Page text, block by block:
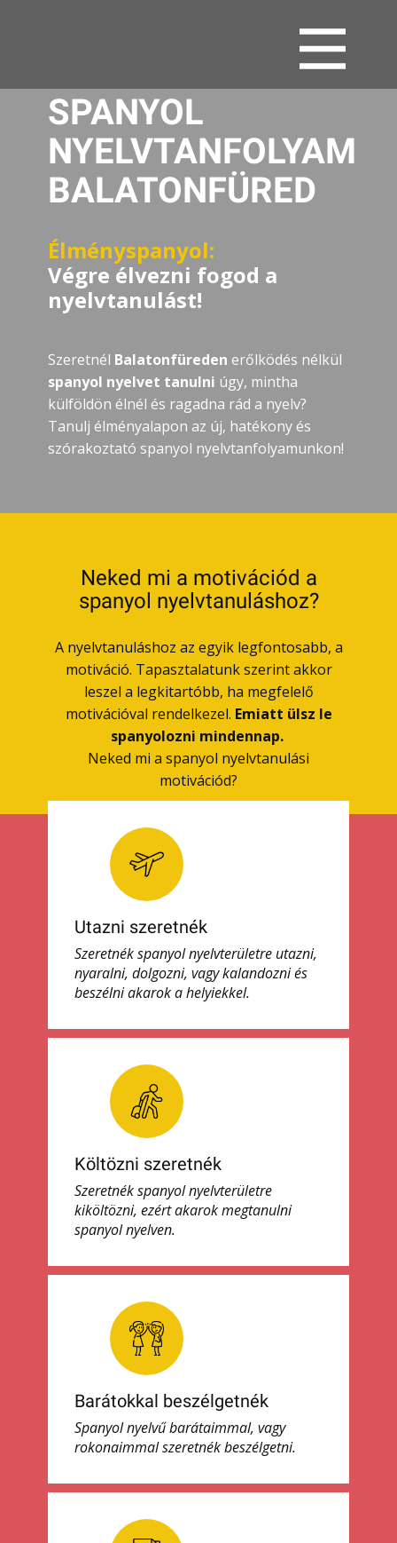
SPANYOL
NYELVTANFOLYAM
BALATONFÜRED
Élményspanyol:
Végre élvezni fogod a
nyelvtanulást!
Szeretnél Balatonfüreden erőlködés nélkül
spanyol nyelvet tanulni úgy, mintha
külföldön élnél és ragadna rád a nyelv?
Tanulj élményalapon az új, hatékony és
szórakoztató spanyol nyelvtanfolyamunkon!
Neked mi a motivációd a
spanyol nyelvtanuláshoz?
A nyelvtanuláshoz az egyik legfontosabb, a
motiváció. Tapasztalatunk szerint akkor
leszel a legkitartóbb, ha megfelelő
motivációval rendelkezel. Emiatt ülsz le
spanyolozni mindennap.
Neked mi a spanyol nyelvtanulási
motivációd?
Utazni szeretnék
Szeretnék spanyol nyelvterületre utazni,
nyaralni, dolgozni, vagy kalandozni és
beszélni akarok a helyiekkel.
Költözni szeretnék
Szeretnék spanyol nyelvterületre
kiköltözni, ezért akarok megtanulni
spanyol nyelven.
Barátokkal beszélgetnék
Spanyol nyelvű barátaimmal, vagy
rokonaimmal szeretnék beszélgetni.